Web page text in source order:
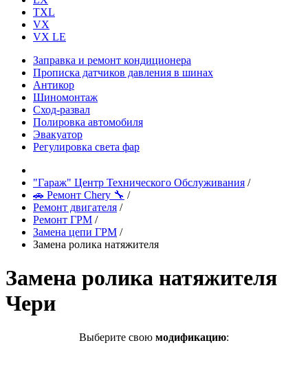
TXL
VX
VX LE
Заправка и ремонт кондиционера
Прописка датчиков давления в шинах
Антикор
Шиномонтаж
Сход-развал
Полировка автомобиля
Эвакуатор
Регулировка света фар
"Гараж" Центр Технического Обслуживания /
🚗 Ремонт Chery 🔧 /
Ремонт двигателя /
Ремонт ГРМ /
Замена цепи ГРМ /
Замена ролика натяжителя
Замена ролика натяжителя
Чери
Выберите свою модификацию: